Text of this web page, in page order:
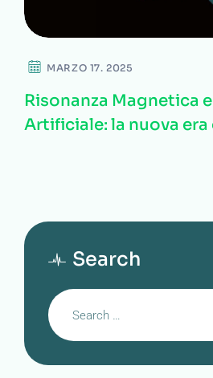
MARZO 17. 2025
Risonanza Magnetica
Artificiale: la nuova era
Search